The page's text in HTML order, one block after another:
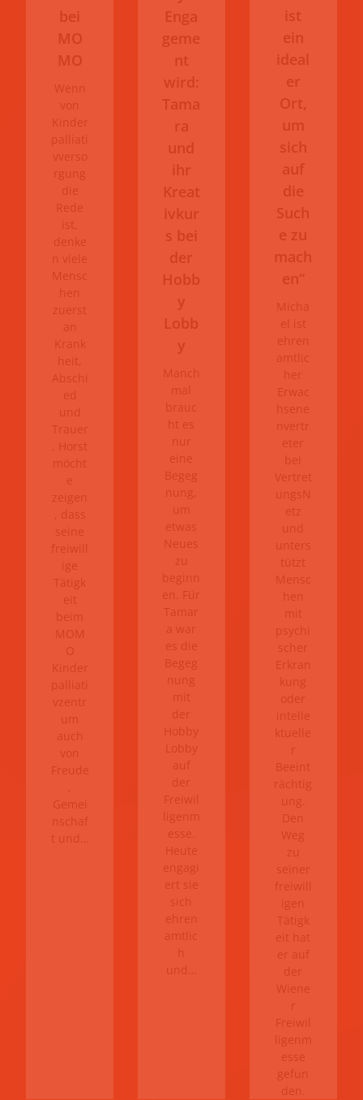
bei
MO
MO
Wenn
von
Kinder
palliati
vverso
rgung
die
Rede
ist,
denke
n viele
Mensc
hen
zuerst
an
Krank
heit,
Abschi
ed
und
Trauer
. Horst
möcht
e
zeigen
, dass
seine
freiwill
ige
Tätigk
eit
beim
MOM
O
Kinder
palliati
vzentr
um
auch
von
Freude
,
Gemei
nschaf
t und…
Enga
geme
nt
wird:
Tama
ra
und
ihr
Kreat
ivkur
s bei
der
Hobb
y
Lobb
y
Manch
mal
brauc
ht es
nur
eine
Begeg
nung,
um
etwas
Neues
zu
beginn
en. Für
Tamar
a war
es die
Begeg
nung
mit
der
Hobby
Lobby
auf
der
Freiwil
ligenm
esse.
Heute
engagi
ert sie
sich
ehren
amtlic
h
und…
ist
ein
ideal
er
Ort,
um
sich
auf
die
Such
e zu
mach
en“
Micha
el ist
ehren
amtlic
her
Erwac
hsene
nvertr
eter
bei
Vertret
ungsN
etz
und
unters
tützt
Mensc
hen
mit
psychi
scher
Erkran
kung
oder
intelle
ktuelle
r
Beeint
rächtig
ung.
Den
Weg
zu
seiner
freiwill
igen
Tätigk
eit hat
er auf
der
Wiene
r
Freiwil
ligenm
esse
gefun
den.